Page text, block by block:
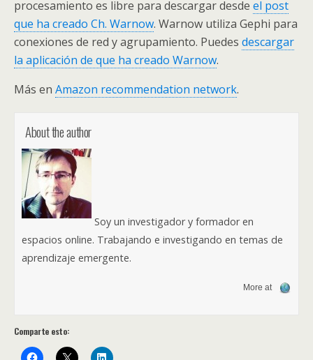
procesamiento es libre para descargar desde el post
que ha creado Ch. Warnow. Warnow utiliza Gephi para
conexiones de red y agrupamiento. Puedes descargar
la aplicación de que ha creado Warnow.
Más en Amazon recommendation network.
About the author
Soy un investigador y formador en
espacios online. Trabajando e investigando en temas de
aprendizaje emergente.
More at
Comparte esto: